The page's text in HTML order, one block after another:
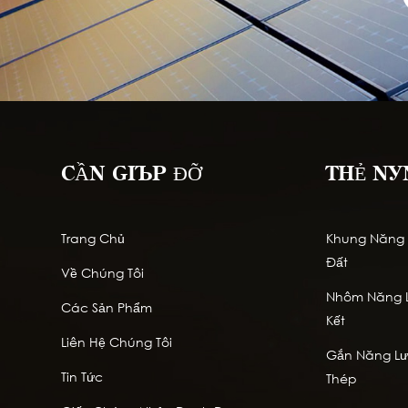
CẦN GIÚP ĐỠ
Trang Chủ
Về Chúng Tôi
Các Sản Phẩm
Liên Hệ Chúng Tôi
Tin Tức
THẺ
Khung Năng
Đất
Nhôm Năng
Kết
Gắn Năng
Thép